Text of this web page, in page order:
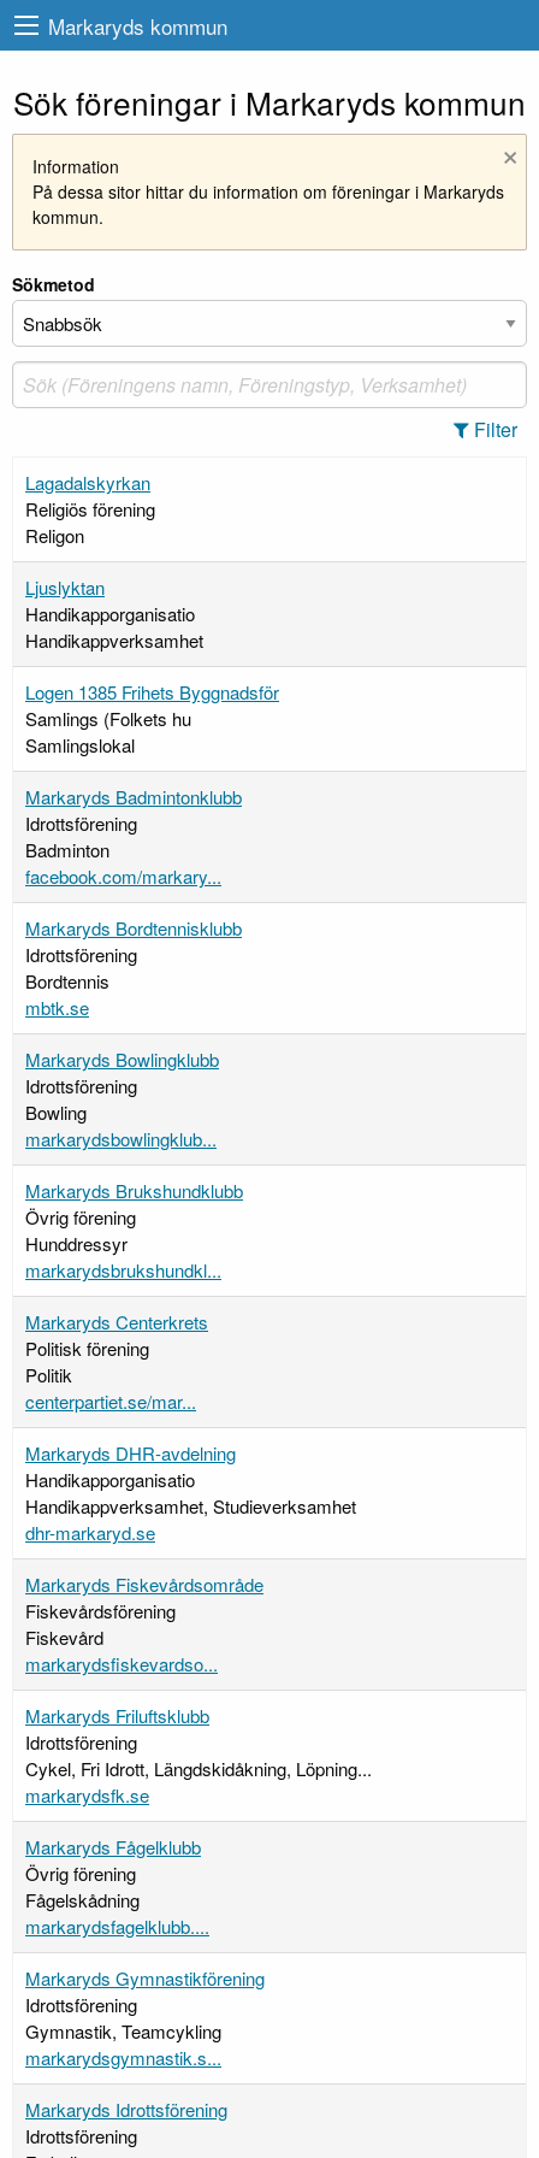
Markaryds kommun
Sök föreningar i Markaryds kommun
×
Information
På dessa sitor hittar du information om föreningar i Markaryds
kommun.
Sökmetod
Filter
Lagadalskyrkan
Religiös förening
Religon
Ljuslyktan
Handikapporganisatio
Handikappverksamhet
Logen 1385 Frihets Byggnadsför
Samlings (Folkets hu
Samlingslokal
Markaryds Badmintonklubb
Idrottsförening
Badminton
facebook.com/markary...
Markaryds Bordtennisklubb
Idrottsförening
Bordtennis
mbtk.se
Markaryds Bowlingklubb
Idrottsförening
Bowling
markarydsbowlingklub...
Markaryds Brukshundklubb
Övrig förening
Hunddressyr
markarydsbrukshundkl...
Markaryds Centerkrets
Politisk förening
Politik
centerpartiet.se/mar...
Markaryds DHR-avdelning
Handikapporganisatio
Handikappverksamhet, Studieverksamhet
dhr-markaryd.se
Markaryds Fiskevårdsområde
Fiskevårdsförening
Fiskevård
markarydsfiskevardso...
Markaryds Friluftsklubb
Idrottsförening
Cykel, Fri Idrott, Längdskidåkning, Löpning...
markarydsfk.se
Markaryds Fågelklubb
Övrig förening
Fågelskådning
markarydsfagelklubb....
Markaryds Gymnastikförening
Idrottsförening
Gymnastik, Teamcykling
markarydsgymnastik.s...
Markaryds Idrottsförening
Idrottsförening